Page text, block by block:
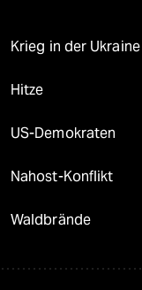
Krieg in der Ukraine
Hitze
US-Demokraten
Nahost-Konflikt
Waldbrände